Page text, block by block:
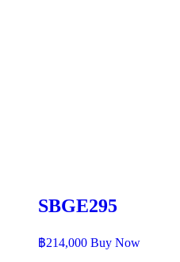
SBGE295
฿214,000 Buy Now